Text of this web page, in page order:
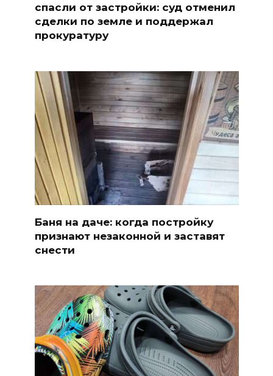
спасли от застройки: суд отменил
сделки по земле и поддержал
прокуратуру
Баня на даче: когда постройку
признают незаконной и заставят
снести